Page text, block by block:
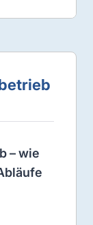
– wie